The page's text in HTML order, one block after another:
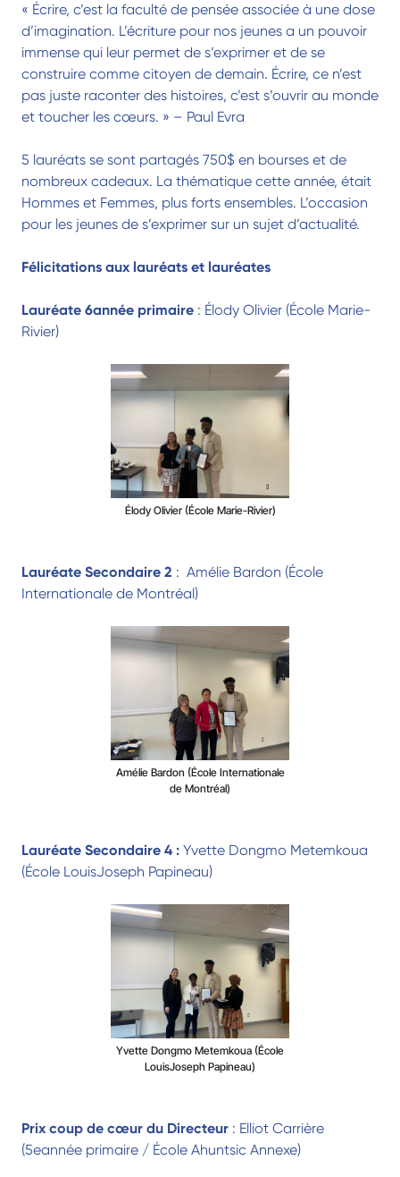
« Écrire, c’est la faculté de pensée associée à une dose
d’imagination. L’écriture pour nos jeunes a un pouvoir
immense qui leur permet de s’exprimer et de se
construire comme citoyen de demain. Écrire, ce n’est
pas juste raconter des histoires, c’est s’ouvrir au monde
et toucher les cœurs. » – Paul Evra
5 lauréats se sont partagés 750$ en bourses et de
nombreux cadeaux. La thématique cette année, était
Hommes et Femmes, plus forts ensembles. L’occasion
pour les jeunes de s’exprimer sur un sujet d’actualité.
Félicitations aux lauréats et lauréates
Lauréate 6année primaire : Élody Olivier (École Marie-
Rivier)
Élody Olivier (École Marie-Rivier)
Lauréate Secondaire 2 : Amélie Bardon (École
Internationale de Montréal)
Amélie Bardon (École Internationale
de Montréal)
Lauréate Secondaire 4 : Yvette Dongmo Metemkoua
(École LouisJoseph Papineau)
Yvette Dongmo Metemkoua (École
LouisJoseph Papineau)
Prix coup de cœur du Directeur : Elliot Carrière
(5eannée primaire / École Ahuntsic Annexe)